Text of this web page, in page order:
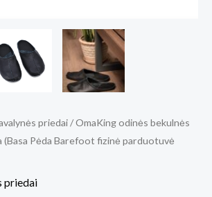
priedai/ OmaKing odinės bekulnės
(Basa Pėda Barefoot fizinė parduotuvė
priedai